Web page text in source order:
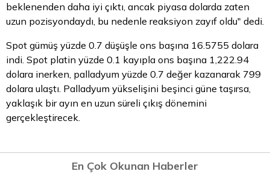
beklenenden daha iyi çıktı, ancak piyasa dolarda zaten
uzun pozisyondaydı, bu nedenle reaksiyon zayıf oldu" dedi.
Spot gümüş yüzde 0.7 düşüşle ons başına 16.5755 dolara
indi. Spot platin yüzde 0.1 kayıpla ons başına 1,222.94
dolara inerken, palladyum yüzde 0.7 değer kazanarak 799
dolara ulaştı. Palladyum yükselişini beşinci güne taşırsa,
yaklaşık bir ayın en uzun süreli çıkış dönemini
gerçekleştirecek.
En Çok Okunan Haberler